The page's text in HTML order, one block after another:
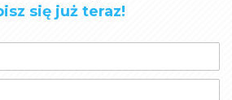
się już teraz!